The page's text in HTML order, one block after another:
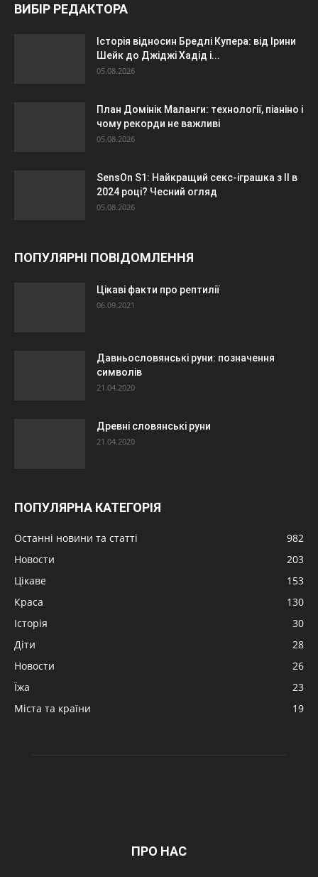
ВИБІР РЕДАКТОРА
Історія відносин Бредлі Купера: від Ірини
Шейк до Джіджі Хадід і...
05.08.2026
План Домінік Маланги: технології, піаніно і
чому рекорди не важливі
05.08.2026
SensOn S1: Найкращий секс-іграшка з ІІ в
2024 році? Чесний огляд
05.08.2026
ПОПУЛЯРНІ ПОВІДОМЛЕННЯ
Цікаві факти про рептилії
06.09.2021
Давньословянські руни: позначення
символів
21.04.2020
Древні словянські руни
21.04.2020
ПОПУЛЯРНА КАТЕГОРІЯ
Останні новини та статті
982
Новости
203
Цікаве
153
Краса
130
Історія
30
Діти
28
Новости
26
Їжа
23
Міста та країни
19
ПРО НАС